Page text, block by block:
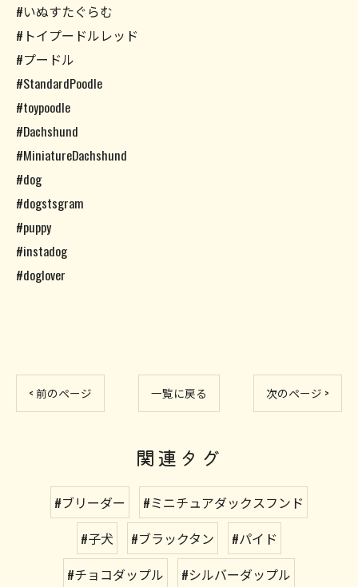
#いぬすたぐらむ
#トイプードルレッド
#プードル
#StandardPoodle
#toypoodle
#Dachshund
#MiniatureDachshund
#dog
#dogstsgram
#puppy
#instadog
#doglover
< 前のページ 一覧に戻る 次のページ >
関連タグ
#ブリーダー
#ミニチュアダックスフンド
#子犬
#ブラックタン
#パイド
#チョコダップル
#シルバーダップル